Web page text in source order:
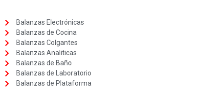
Balanzas Electrónicas
Balanzas de Cocina
Balanzas Colgantes
Balanzas Analiticas
Balanzas de Baño
Balanzas de Laboratorio
Balanzas de Plataforma